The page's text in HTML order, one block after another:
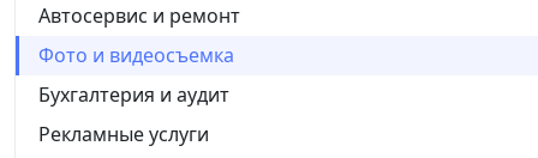
Автосервис и ремонт
Фото и видеосъемка
Бухгалтерия и аудит
Рекламные услуги